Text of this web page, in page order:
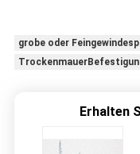
grobe oder
Erhalten